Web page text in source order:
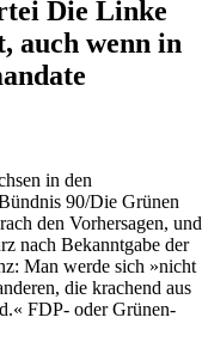
Die Linke
auch wenn in
in den
90/Die Grünen
den Vorhersagen, und
nach Bekanntgabe der
Man werde sich »nicht
die krachend aus
FDP- oder Grünen-